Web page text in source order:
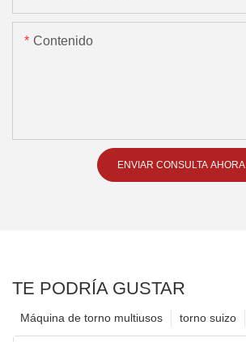
Contenido
ENVIAR CONSULTA AHORA
TE PODRÍA GUSTAR
torno suizo
Máquina de torno multiusos